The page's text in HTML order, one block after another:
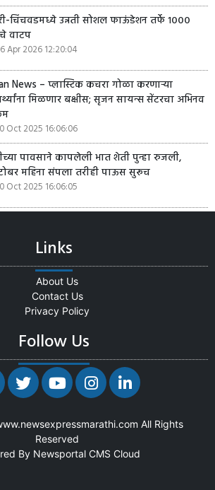
चिंचवडमध्ये उन्नती सोशल फाऊंडेशन तर्फे १०००
वाटप
Apr 2026 12:20:04
News – प्लास्टिक कचरा गोळा करणाऱ्या
मिळणार बक्षीस; सृजन सायन्स सेंटरचा अभिनव
Oct 2025 16:06:06
पावसाने कापलेली भात शेती पुन्हा रुजली,
महिना संपला तरीही पाऊस सुरूच
Oct 2025 16:06:05
Links
About Us
Contact Us
Privacy Policy
Follow Us
All Rights
Reserved
By Newsportal CMS Cloud